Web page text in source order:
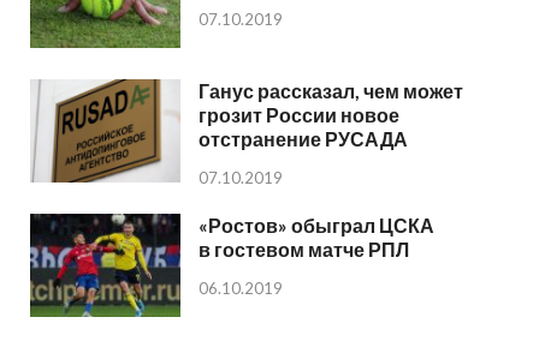
07.10.2019
Ганус рассказал, чем может
грозит России новое
отстранение РУСАДА
07.10.2019
«Ростов» обыграл ЦСКА
в гостевом матче РПЛ
06.10.2019